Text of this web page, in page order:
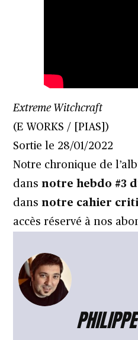
Extreme Witchcraft
(E WORKS / [PIAS])
Sortie le 28/01/2022
Notre chronique de
dansnotre hebdo #3
dansnotre cahier
accès réservé à nos